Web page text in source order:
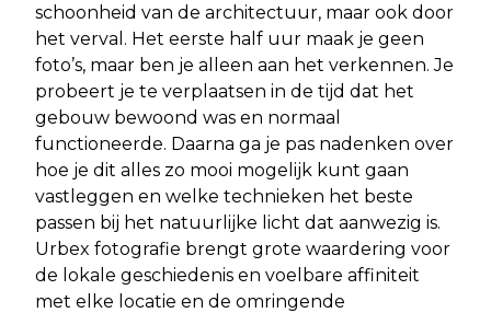
schoonheid van de architectuur, maar ook door
het verval. Het eerste half uur maak je geen
foto’s, maar ben je alleen aan het verkennen. Je
probeert je te verplaatsen in de tijd dat het
gebouw bewoond was en normaal
functioneerde. Daarna ga je pas nadenken over
hoe je dit alles zo mooi mogelijk kunt gaan
vastleggen en welke technieken het beste
passen bij het natuurlijke licht dat aanwezig is.
Urbex fotografie brengt grote waardering voor
de lokale geschiedenis en voelbare affiniteit
met elke locatie en de omringende